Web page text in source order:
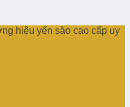
hiệu yến sào cao cấp uy